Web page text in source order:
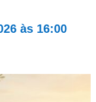
às 16:00